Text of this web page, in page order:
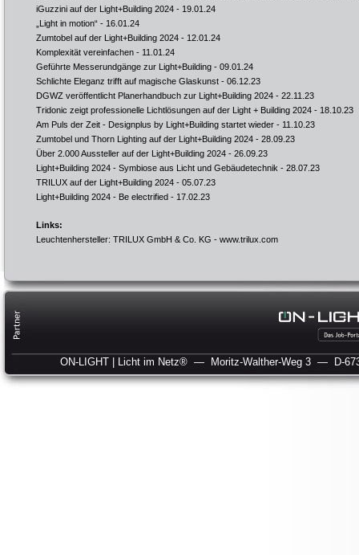
iGuzzini auf der Light+Building 2024 - 19.01.24
„Light in motion“ - 16.01.24
Zumtobel auf der Light+Building 2024 - 12.01.24
Komplexität vereinfachen - 11.01.24
Geführte Messerundgänge zur Light+Building - 09.01.24
Schlichte Eleganz trifft auf magische Glaskunst - 06.12.23
DGWZ veröffentlicht Planerhandbuch zur Light+Building 2024 - 22.11.23
Tridonic zeigt professionelle Lichtlösungen auf der Light + Building 2024 - 18.10.23
Am Puls der Zeit - Designplus by Light+Building startet wieder - 11.10.23
Zumtobel und Thorn Lighting auf der Light+Building 2024 - 28.09.23
Über 2.000 Aussteller auf der Light+Building 2024 - 26.09.23
Light+Building 2024 - Symbiose aus Licht und Gebäudetechnik - 28.07.23
TRILUX auf der Light+Building 2024 - 05.07.23
Light+Building 2024 - Be electrified - 17.02.23
Links:
Leuchtenhersteller: TRILUX GmbH & Co. KG - www.trilux.com
ON-LIGHT | Licht im Netz® — Moritz-Walther-Weg 3 — D-